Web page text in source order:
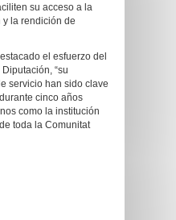
su acceso a la
la rendición de
el esfuerzo del
“su
servicio han sido clave
cinco años
como la institución
toda la Comunitat